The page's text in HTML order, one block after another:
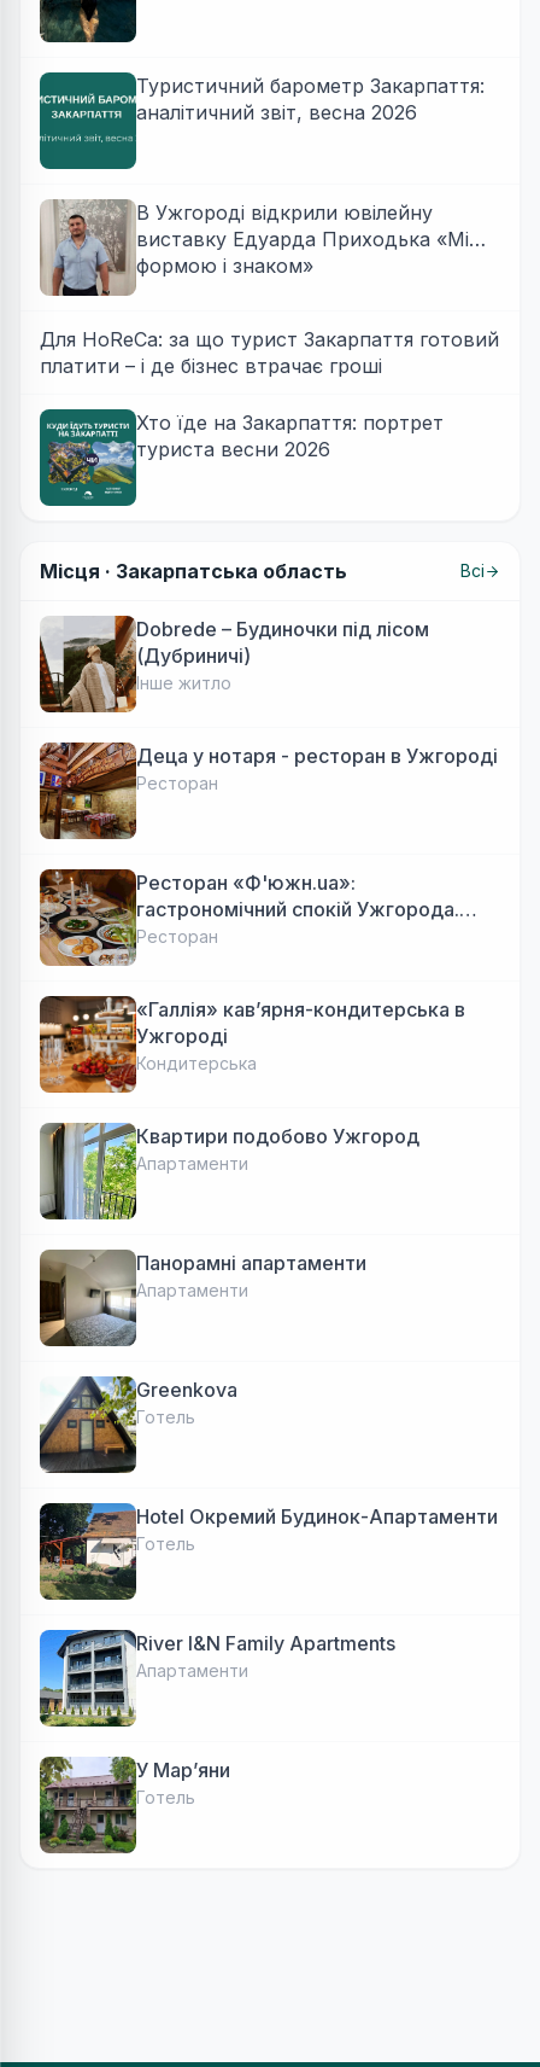
Туристичний барометр Закарпаття:
аналітичний звіт, весна 2026
В Ужгороді відкрили ювілейну
виставку Едуарда Приходька «Між
формою і знаком»
Для HoReCa: за що турист Закарпаття готовий
платити – і де бізнес втрачає гроші
Хто їде на Закарпаття: портрет
туриста весни 2026
Місця · Закарпатська область Всі
Dobrede – Будиночки під лісом
(Дубриничі)
Інше житло
Деца у нотаря - ресторан в Ужгороді
Ресторан
Ресторан «Ф'южн.ua»:
гастрономічний спокій Ужгорода.
Авторська локальна кухня, затишок
Ресторан
«Галлія» кав’ярня-кондитерська в
Ужгороді
Кондитерська
Квартири подобово Ужгород
Апартаменти
Панорамні апартаменти
Апартаменти
Greenkova
Готель
Hotel Окремий Будинок-Апартаменти
Готель
River I&N Family Apartments
Апартаменти
У Марʼяни
Готель